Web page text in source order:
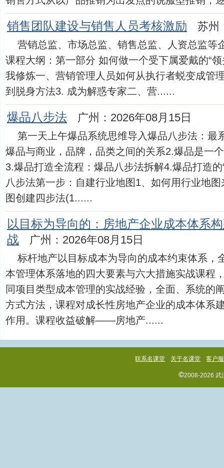
销售团队建设与销售人员考核激励 苏州
营销总监、市场总监、销售总监、人资总监等
课程大纲：第一部分 如何做一个受下属爱戴的“
我修炼一、营销管理人员如何从执行者蜕变成管
到脱身方法3. 成为解惑专家二、营......
爆品八步法 广州：2026年08月15日
第一天上午爆品系统思维导入爆品八步法：最
爆品与商业，品牌，品类之间的关系2.爆品是一
3.爆品打造全流程：爆品八步法拆解4.爆品打造
八步法第一步：自建行业地图1、如何用行业地
图创建四步法(1......
以目标为导向的：房地产企业成本体系
战
广州：2026年08月15日
标杆地产以目标成本为导向的成本约束体系，
本管理体系落地的四大要素与六大措施实战课程
同项目类型成本管理的实战经验，全面、系统的
方式方法，课程对成长性房地产企业的成本体系
作用。课程收益破解——房地产......
联系名课堂 关于名课堂 客户
©2008-2026 武